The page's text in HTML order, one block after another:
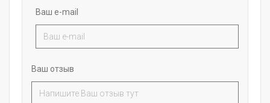
Ваш e-mail
Ваш отзыв